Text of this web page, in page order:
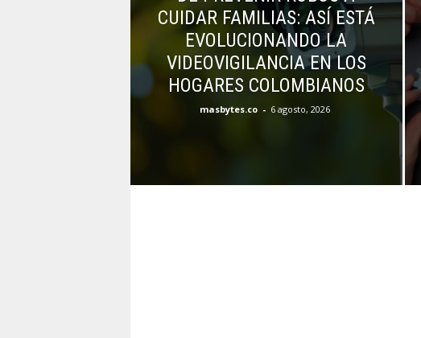
CUIDAR FAMILIAS: ASÍ ESTÁ
EVOLUCIONANDO LA
VIDEOVIGILANCIA EN LOS
HOGARES COLOMBIANOS
masbytes.co - 6 agosto, 2026